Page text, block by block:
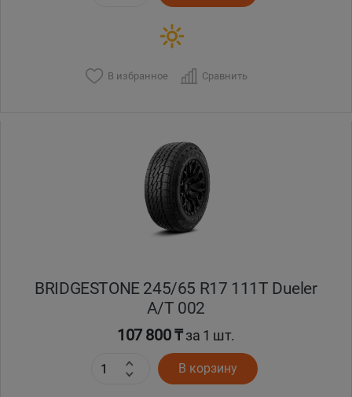
В избранное Сравнить
BRIDGESTONE 245/65 R17 111T Dueler
A/T 002
107 800 ₸за 1 шт.
В корзину